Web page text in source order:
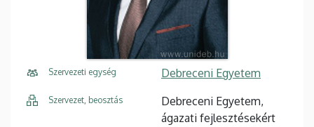
Szervezeti egység Debreceni Egyetem
Szervezet, beosztás
Debreceni Egyetem,
ágazati fejlesztésekért